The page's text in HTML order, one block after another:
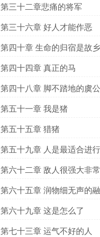
第三十二章悲痛的将军
第三十六章 好人才能作恶
第四十章 生命的归宿是故乡
第四十四章 真正的马
第四十八章 脚不踏地的虞公
第五十一章 我是猪
第五十五章 猎猪
第五十九章 人是最适合进
动物
第六十二章 敌人很强大非
第六十五章 润物细无声的
票求订阅
第六十九章 这是怎么了
第七十三章 运气不好的人